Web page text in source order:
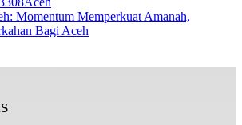
Momentum Memperkuat Amanah,
Bagi Aceh